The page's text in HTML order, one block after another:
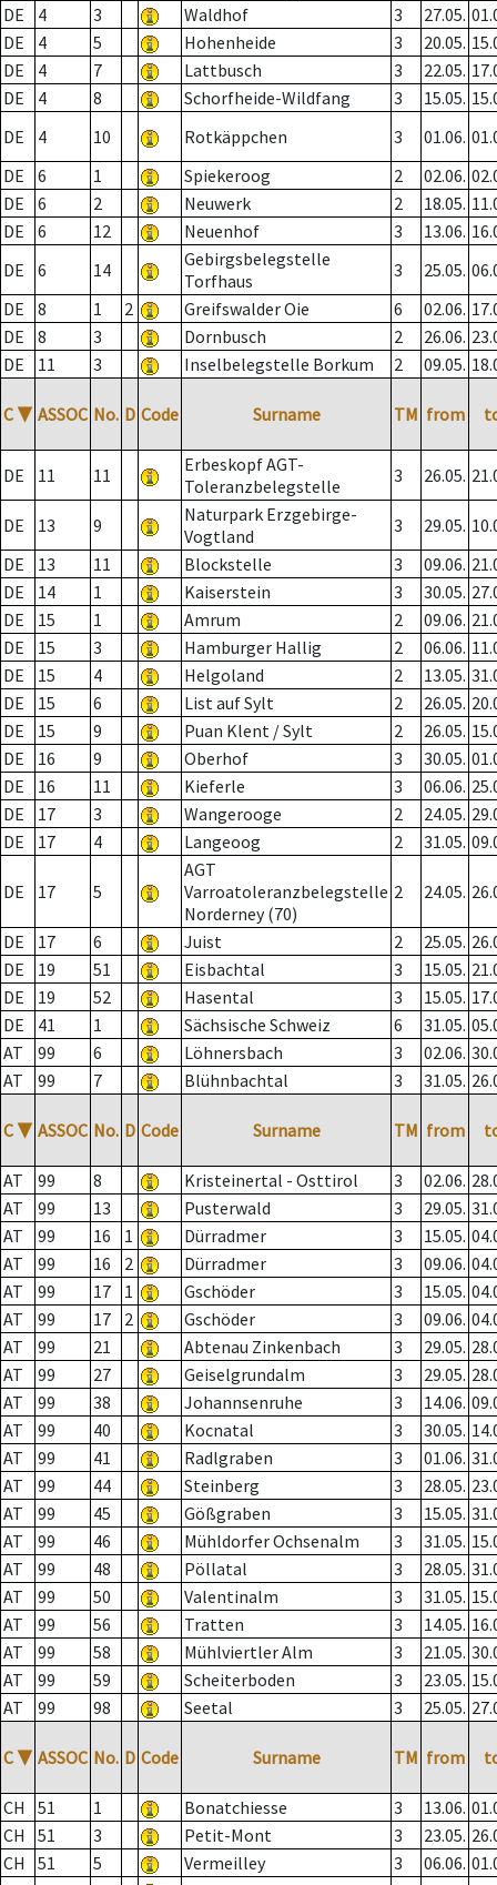
DE
4 3 Waldhof 3 27.05.
DE
4 5 Hohenheide 3 20.05.
DE
4 7 Lattbusch 3 22.05.
DE
4 8 Schorfheide-Wildfang 3 15.05.
DE
4 10 Rotkäppchen 3 01.06.
DE
6 1 Spiekeroog 2 02.06.
DE
6 2 Neuwerk 2 18.05.
DE
6 12 Neuenhof 3 13.06.
DE
6 14
Gebirgsbelegstelle
Torfhaus
3 25.05.
DE
8 1 2 Greifswalder Oie 6 02.06.
DE
8 3 Dornbusch 2 26.06.
DE
11 3 Inselbelegstelle Borkum 2 09.05.
C ▼ ASSOC No. D Code Surname TM from
DE 11 11
Erbeskopf AGT-
Toleranzbelegstelle
3 26.05.
DE 13 9
Naturpark Erzgebirge-
Vogtland
3 29.05.
DE
13 11 Blockstelle 3 09.06.
DE
14 1 Kaiserstein 3 30.05.
DE
15 1 Amrum 2 09.06.
DE
15 3 Hamburger Hallig 2 06.06.
DE
15 4 Helgoland 2 13.05.
DE
15 6 List auf Sylt 2 26.05.
DE
15 9 Puan Klent / Sylt 2 26.05.
DE
16 9 Oberhof 3 30.05.
DE
16 11 Kieferle 3 06.06.
DE
17 3 Wangerooge 2 24.05.
DE
17 4 Langeoog 2 31.05.
DE 17 5
AGT
Varroatoleranzbelegstelle
Norderney (70)
2 24.05.
DE 17 6 Juist 2 25.05.
DE
19 51 Eisbachtal 3 15.05.
DE
19 52 Hasental 3 15.05.
DE
41 1 Sächsische Schweiz 6 31.05.
AT
99 6 Löhnersbach 3 02.06.
AT
99 7 Blühnbachtal 3 31.05.
C ▼ ASSOC No. D Code Surname TM from
AT 99 8 Kristeinertal - Osttirol 3 02.06.
AT
99 13 Pusterwald 3 29.05.
AT
99 16 1 Dürradmer 3 15.05.
AT
99 16 2 Dürradmer 3 09.06.
AT
99 17 1 Gschöder 3 15.05.
AT
99 17 2 Gschöder 3 09.06.
AT
99 21 Abtenau Zinkenbach 3 29.05.
AT
99 27 Geiselgrundalm 3 29.05.
AT
99 38 Johannsenruhe 3 14.06.
AT
99 40 Kocnatal 3 30.05.
AT
99 41 Radlgraben 3 01.06.
AT
99 44 Steinberg 3 28.05.
AT
99 45 Gößgraben 3 15.05.
AT
99 46 Mühldorfer Ochsenalm 3 31.05.
AT
99 48 Pöllatal 3 28.05.
AT
99 50 Valentinalm 3 31.05.
AT
99 56 Tratten 3 14.05.
AT
99 58 Mühlviertler Alm 3 21.05.
AT
99 59 Scheiterboden 3 23.05.
AT
99 98 Seetal 3 25.05.
C ▼ ASSOC No. D Code Surname TM from
CH 51 1 Bonatchiesse 3 13.06.
CH
51 3 Petit-Mont 3 23.05.
CH
51 5 Vermeilley 3 06.06.